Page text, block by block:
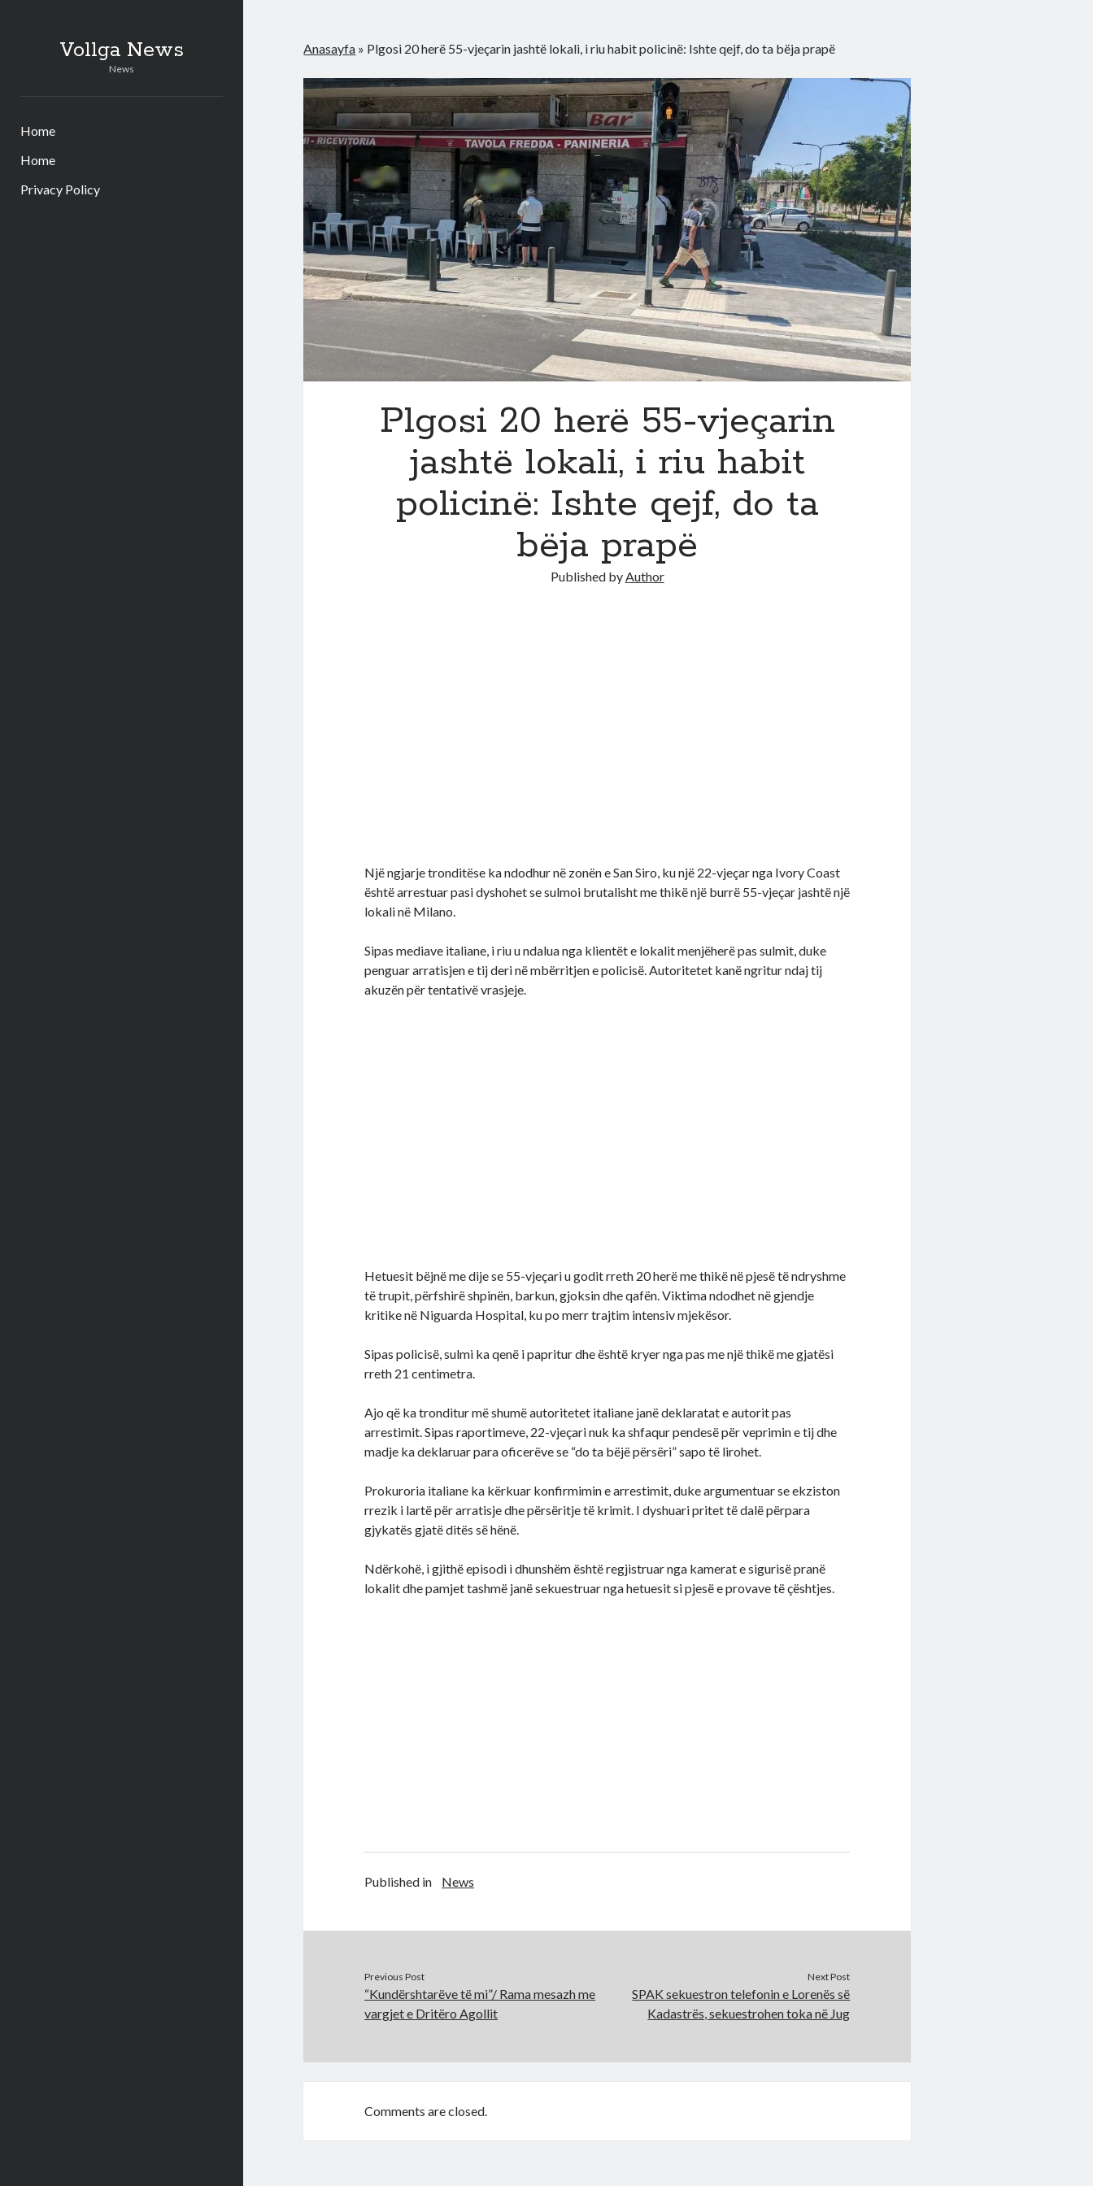
Vollga News
News
Home
Home
Privacy Policy
Anasayfa » Plgosi 20 herë 55-vjeçarin jashtë lokali, i riu habit policinë: Ishte qejf, do ta bëja prapë
Plgosi 20 herë 55-vjeçarin
jashtë lokali, i riu habit
policinë: Ishte qejf, do ta
bëja prapë
Published byAuthor
Një ngjarje tronditëse ka ndodhur në zonën e San Siro, ku një 22-vjeçar nga Ivory Coast
është arrestuar pasi dyshohet se sulmoi brutalisht me thikë një burrë 55-vjeçar jashtë një
lokali në Milano.
Sipas mediave italiane, i riu u ndalua nga klientët e lokalit menjëherë pas sulmit, duke
penguar arratisjen e tij deri në mbërritjen e policisë. Autoritetet kanë ngritur ndaj tij
akuzën për tentativë vrasjeje.
Hetuesit bëjnë me dije se 55-vjeçari u godit rreth 20 herë me thikë në pjesë të ndryshme
të trupit, përfshirë shpinën, barkun, gjoksin dhe qafën. Viktima ndodhet në gjendje
kritike në Niguarda Hospital, ku po merr trajtim intensiv mjekësor.
Sipas policisë, sulmi ka qenë i papritur dhe është kryer nga pas me një thikë me gjatësi
rreth 21 centimetra.
Ajo që ka tronditur më shumë autoritetet italiane janë deklaratat e autorit pas
arrestimit. Sipas raportimeve, 22-vjeçari nuk ka shfaqur pendesë për veprimin e tij dhe
madje ka deklaruar para oficerëve se “do ta bëjë përsëri” sapo të lirohet.
Prokuroria italiane ka kërkuar konfirmimin e arrestimit, duke argumentuar se ekziston
rrezik i lartë për arratisje dhe përsëritje të krimit. I dyshuari pritet të dalë përpara
gjykatës gjatë ditës së hënë.
Ndërkohë, i gjithë episodi i dhunshëm është regjistruar nga kamerat e sigurisë pranë
lokalit dhe pamjet tashmë janë sekuestruar nga hetuesit si pjesë e provave të çështjes.
Published in News
Previous Post
“Kundërshtarëve të mi”/ Rama mesazh me
vargjet e Dritëro Agollit
Next Post
SPAK sekuestron telefonin e Lorenës së
Kadastrës, sekuestrohen toka në Jug
Comments are closed.